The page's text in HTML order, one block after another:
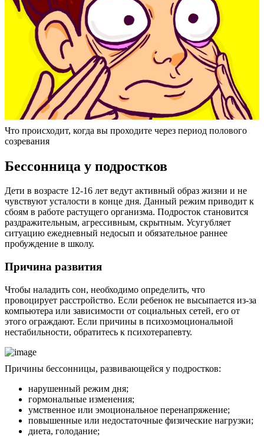
Что происходит, когда вы проходите через период полового
созревания
Бессонница у подростков
Дети в возрасте 12-16 лет ведут активный образ жизни и не
чувствуют усталости в конце дня. Данный режим приводит к
сбоям в работе растущего организма. Подросток становится
раздражительным, агрессивным, скрытным. Усугубляет
ситуацию ежедневный недосып и обязательное раннее
пробуждение в школу.
Причина развития
Чтобы наладить сон, необходимо определить, что
провоцирует расстройство. Если ребенок не высыпается из-за
компьютера или зависимости от социальных сетей, его от
этого ограждают. Если причины в психоэмоциональной
нестабильности, обратитесь к психотерапевту.
Причины бессонницы, развивающейся у подростков:
нарушенный режим дня;
гормональные изменения;
умственное или эмоциональное перенапряжение;
повышенные или недостаточные физические нагрузки;
диета, голодание;